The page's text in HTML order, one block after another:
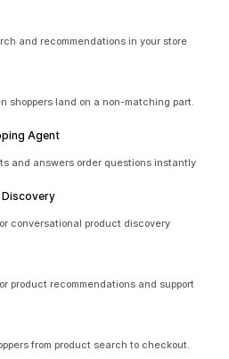
and recommendations in your store
shoppers land on a non-matching part.
Agent
and answers order questions instantly
Discovery
conversational product discovery
product recommendations and support
from product search to checkout.